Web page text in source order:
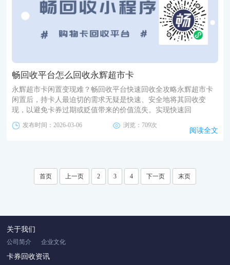
畅回收平台怎么回收永辉超市卡
永辉超市卡闲置变现难？畅回收平台快速回收全攻略永辉超市卡
闲置后，持卡人最迫切的需求无疑是快速、安全地将其回收变
现，以避免卡券过期或贬值带来的价值流失。实现快速回
发布时间：2026-03-06 浏览：709次
阅读全文
首页 上一页 2 3 4 下一页 末页
关于我们
公司简介 企业文化
卡券回收资讯